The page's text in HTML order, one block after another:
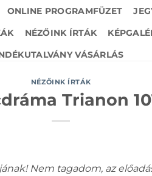
ONLINE PROGRAMFÜZET
NÉZŐINK ÍRTÁK
VÁSÁRLÁS
NÉZŐINK ÍRTÁK
Trianon
Nem tagadom, az